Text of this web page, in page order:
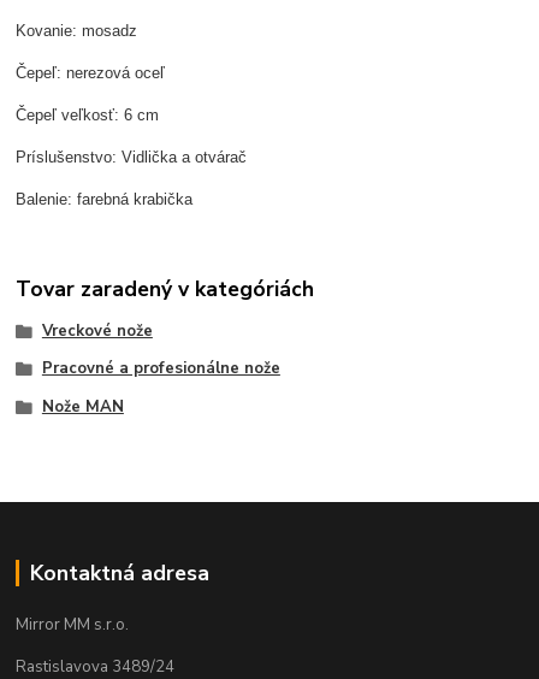
Kovanie: mosadz
Čepeľ: nerezová oceľ
Čepeľ veľkosť: 6 cm
Príslušenstvo: Vidlička a otvárač
Balenie: farebná krabička
Tovar zaradený v kategóriách
Vreckové nože
Pracovné a profesionálne nože
Nože MAN
Kontaktná adresa
Mirror MM s.r.o.
Rastislavova 3489/24